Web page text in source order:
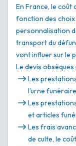
En France, le coût
fonction des choix
personnalisation
transport du
vont influer sur le
Le devis
Les
l’urne
Les
et articles
Les frais
de culte, le